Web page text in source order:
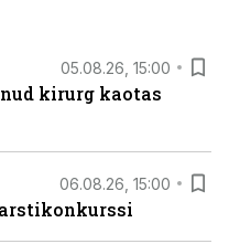
05.08.26, 15:00
kirurg kaotas
06.08.26, 15:00